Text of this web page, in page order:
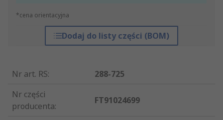
*cena orientacyjna
Dodaj do listy części (BOM)
Nr art. RS:
288-725
Nr części
producenta:
FT91024699